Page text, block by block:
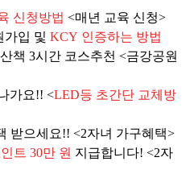
신청방법 <매년 교육 신청>
가입 및 KCY 인증하는 방법
책 3시간 코스추천 <금강공원
가요!! <LED등 초간단 교체방
받으세요!! <2자녀 가구혜택>
트 30만 원 지급합니다! <2자